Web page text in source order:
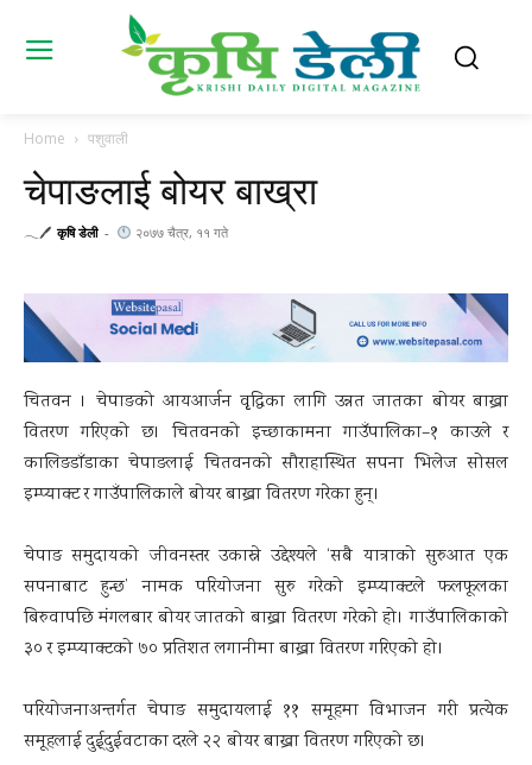
Home पशुवाली
चेपाङलाई बोयर बाख्रा
𓂃🖊 कृषि डेली - २०७७ चैत्र, ११ गते
चितवन । चेपाङको आयआर्जन वृृद्धिका लागि उन्नत जातका बोयर बाख्रा
वितरण गरिएको छ। चितवनको इच्छाकामना गाउँपालिका–१ काउले र
कालिङडाँडाका चेपाङलाई चितवनको सौराहास्थित सपना भिलेज सोसल
इम्प्याक्ट र गाउँपालिकाले बोयर बाख्रा वितरण गरेका हुन्।
चेपाङ समुदायको जीवनस्तर उकास्ने उद्देश्यले ‘सबै यात्राको सुरुआत एक
सपनाबाट हुन्छ’ नामक परियोजना सुरु गरेको इम्प्याक्टले फलफूलका
बिरुवापछि मंगलबार बोयर जातको बाख्रा वितरण गरेको हो। गाउँपालिकाको
३० र इम्प्याक्टको ७० प्रतिशत लगानीमा बाख्रा वितरण गरिएको हो।
परियोजनाअन्तर्गत चेपाङ समुदायलाई ११ समूहमा विभाजन गरी प्रत्येक
समूहलाई दुई्दुईवटाका दरले २२ बोयर बाख्रा वितरण गरिएको छ।